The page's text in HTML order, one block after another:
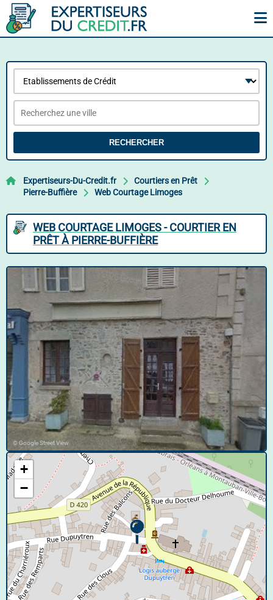
RECHERCHER
Expertiseurs-Du-Credit.fr
Courtiers en Prêt
Pierre-Buffière
Web Courtage Limoges
WEB COURTAGE LIMOGES - COURTIER EN
PRÊT À PIERRE-BUFFIÈRE
© Google Street View
+
−